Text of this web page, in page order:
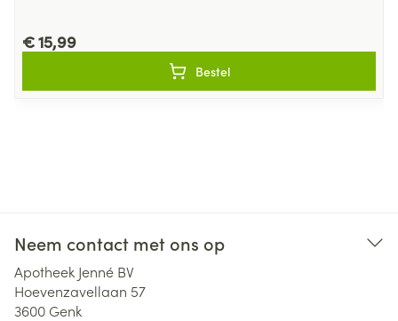
€ 15,99
Bestel
Neem contact met ons op
Apotheek Jenné BV
Hoevenzavellaan 57
3600 Genk